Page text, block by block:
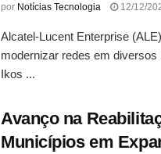
por Notícias Tecnologia 12/12/
Alcatel-Lucent Enterprise
modernizar redes em
Ikos ...
Avanço na
Municípios em